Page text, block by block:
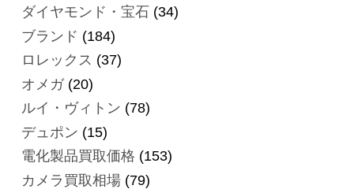
ダイヤモンド・宝石 (34)
ブランド (184)
ロレックス (37)
オメガ(20)
ルイ・ヴィトン (78)
デュポン (15)
電化製品買取価格 (153)
カメラ買取相場(79)